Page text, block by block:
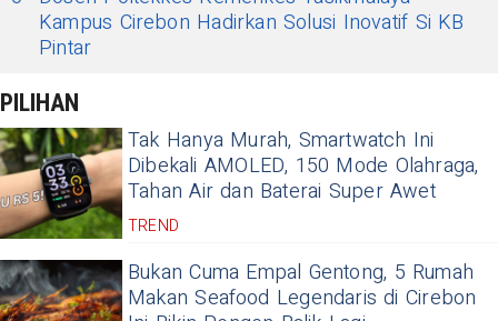
Kampus Cirebon Hadirkan Solusi Inovatif Si KB
Pintar
PILIHAN
Tak Hanya Murah, Smartwatch Ini
Dibekali AMOLED, 150 Mode Olahraga,
Tahan Air dan Baterai Super Awet
TREND
Bukan Cuma Empal Gentong, 5 Rumah
Makan Seafood Legendaris di Cirebon